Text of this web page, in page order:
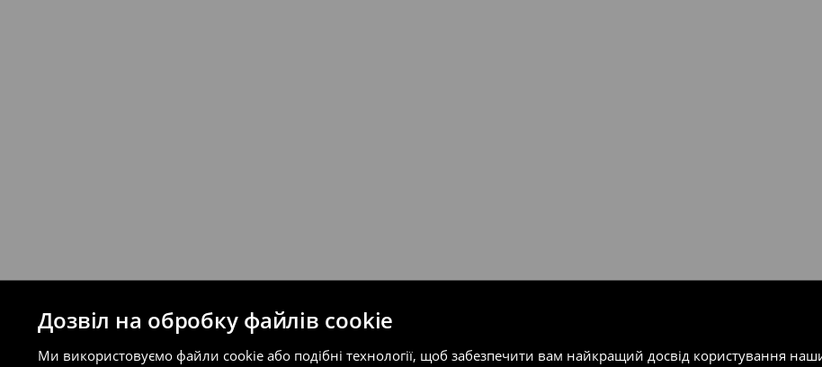
Дозвіл на обробку файлів cookie
Ми використовуємо файли cookie або подібні технології, щоб забезпечити вам найкращий досвід користування